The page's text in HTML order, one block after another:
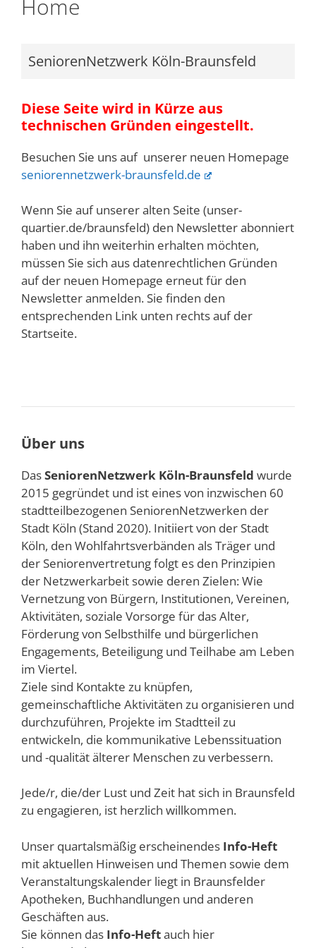
Home
SeniorenNetzwerk Köln-Braunsfeld
Diese Seite wird in Kürze aus
technischen Gründen eingestellt.
Besuchen Sie uns auf unserer neuen Homepage
seniorennetzwerk-braunsfeld.de
Wenn Sie auf unserer alten Seite (unser-
quartier.de/braunsfeld) den Newsletter abonniert
haben und ihn weiterhin erhalten möchten,
müssen Sie sich aus datenrechtlichen Gründen
auf der neuen Homepage erneut für den
Newsletter anmelden. Sie finden den
entsprechenden Link unten rechts auf der
Startseite.
Über uns
DasSeniorenNetzwerk Köln-Braunsfeld wurde
2015 gegründet und ist eines von inzwischen 60
stadtteilbezogenen SeniorenNetzwerken der
Stadt Köln (Stand 2020). Initiiert von der Stadt
Köln, den Wohlfahrtsverbänden als Träger und
der Seniorenvertretung folgt es den Prinzipien
der Netzwerkarbeit sowie deren Zielen: Wie
Vernetzung von Bürgern, Institutionen, Vereinen,
Aktivitäten, soziale Vorsorge für das Alter,
Förderung von Selbsthilfe und bürgerlichen
Engagements, Beteiligung und Teilhabe am Leben
im Viertel.
Ziele sind Kontakte zu knüpfen,
gemeinschaftliche Aktivitäten zu organisieren und
durchzuführen, Projekte im Stadtteil zu
entwickeln, die kommunikative Lebenssituation
und -qualität älterer Menschen zu verbessern.
Jede/r, die/der Lust und Zeit hat sich in Braunsfeld
zu engagieren, ist herzlich willkommen.
Unser quartalsmäßig erscheinendes Info-Heft
mit aktuellen Hinweisen und Themen sowie dem
Veranstaltungskalender liegt in Braunsfelder
Apotheken, Buchhandlungen und anderen
Geschäften aus.
Sie können das Info-Heftauch hier